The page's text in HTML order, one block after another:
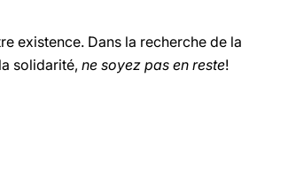
existence. Dans la recherche de la
solidarité, ne soyez pas en reste!